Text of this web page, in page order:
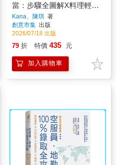
當：步驟全圖解X料理輕鬆
配X圖稿照著做，讓孩子忍
不住就吃光光的可愛食譜
110+【隨書附造型圖稿】
Kana、陳琪 著
創意市集 出版
2026/07/18 出版
79 折 特價 435 元
加入購物車